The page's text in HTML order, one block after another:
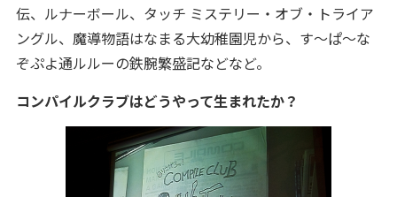
伝、ルナーボール、タッチ ミステリー・オブ・トライア
ングル、魔導物語はなまる大幼稚園児から、す～ぱ～な
ぞぷよ通ルルーの鉄腕繁盛記などなど。
コンパイルクラブはどうやって生まれたか？